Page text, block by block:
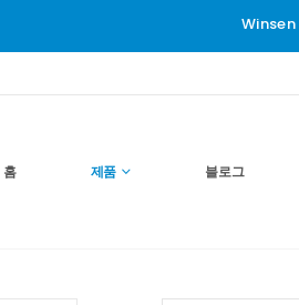
Winsen
홈 제품 블로그